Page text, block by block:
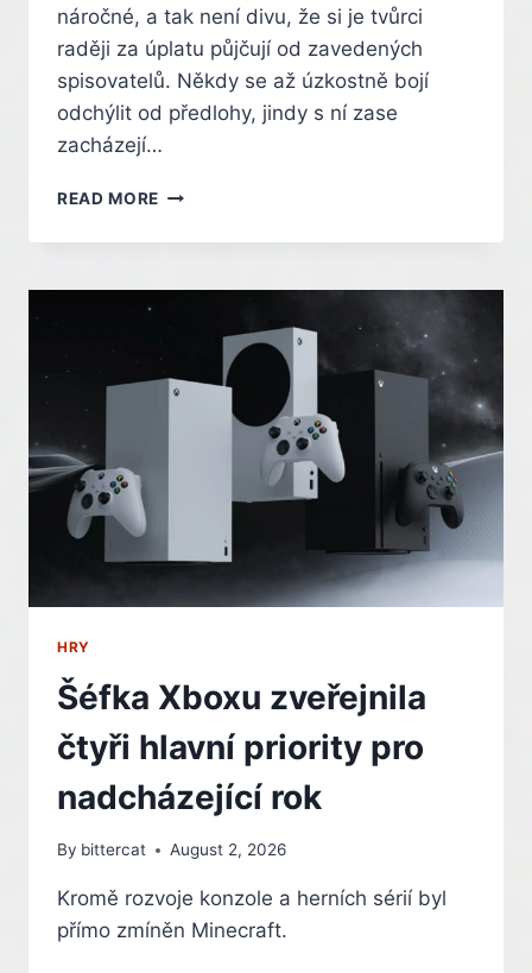
náročné, a tak není divu, že si je tvůrci
raději za úplatu půjčují od zavedených
spisovatelů. Někdy se až úzkostně bojí
odchýlit od předlohy, jindy s ní zase
zacházejí…
READ MORE TYTO
NÁS
ČÍST.
NEJSLAVNĚJŠÍ
ADAPTACE
KNIH?
HRY
Šéfka Xboxu zveřejnila
čtyři hlavní priority pro
nadcházející rok
By bittercat August 2, 2026
Kromě rozvoje konzole a herních sérií byl
přímo zmíněn Minecraft.